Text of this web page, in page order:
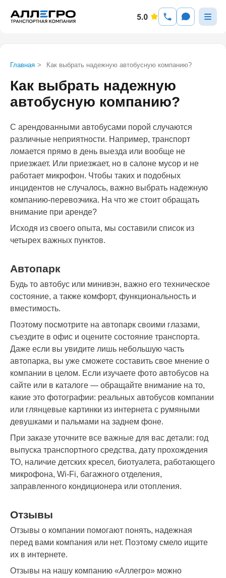
Главная > Как выбрать надежную автобусную компанию?
Как выбрать надежную
автобусную компанию?
С арендованными автобусами порой случаются
различные неприятности. Например, транспорт
ломается прямо в день выезда или вообще не
приезжает. Или приезжает, но в салоне мусор и не
работает микрофон. Чтобы таких и подобных
инцидентов не случалось, важно выбрать надежную
компанию-перевозчика. На что же стоит обращать
внимание при аренде?
Исходя из своего опыта, мы составили список из
четырех важных пунктов.
Автопарк
Будь то автобус или минивэн, важно его техническое
состояние, а также комфорт, функциональность и
вместимость.
Поэтому посмотрите на автопарк своими глазами,
съездите в офис и оцените состояние транспорта.
Даже если вы увидите лишь небольшую часть
автопарка, вы уже сможете составить свое мнение о
компании в целом. Если изучаете фото автобусов на
сайте или в каталоге — обращайте внимание на то,
какие это фотографии: реальных автобусов компании
или глянцевые картинки из интернета с румяными
девушками и пальмами на заднем фоне.
При заказе уточните все важные для вас детали: год
выпуска транспортного средства, дату прохождения
ТО, наличие детских кресел, биотуалета, работающего
микрофона, Wi-Fi, багажного отделения,
заправленного кондиционера или отопления.
Отзывы
Отзывы о компании помогают понять, надежная
перед вами компания или нет. Поэтому смело ищите
их в интернете.
Отзывы на нашу компанию «Аллегро» можно